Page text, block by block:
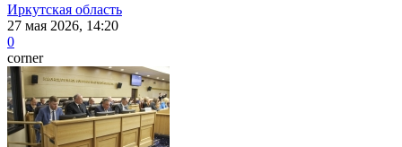
Иркутская область
27 мая 2026, 14:20
0
corner